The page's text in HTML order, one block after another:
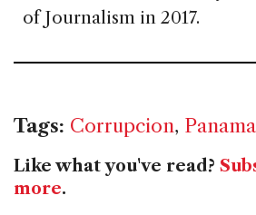
of Journalism in 2017.
Tags: Corrupcion, Panama
Like what you've read?
more.